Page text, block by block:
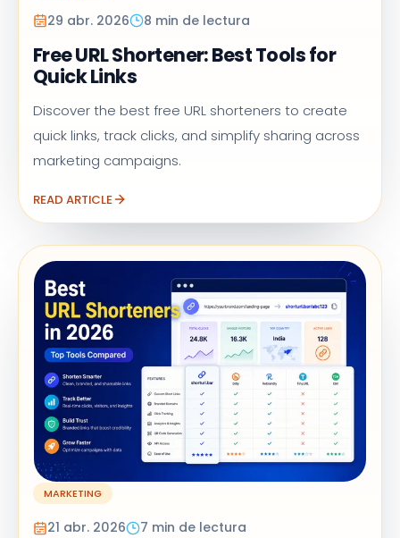
29 abr. 2026 8 min de lectura
Free URL Shortener: Best Tools for
Quick Links
Discover the best free URL shorteners to create
quick links, track clicks, and simplify sharing across
marketing campaigns.
READ ARTICLE
MARKETING
21 abr. 2026 7 min de lectura